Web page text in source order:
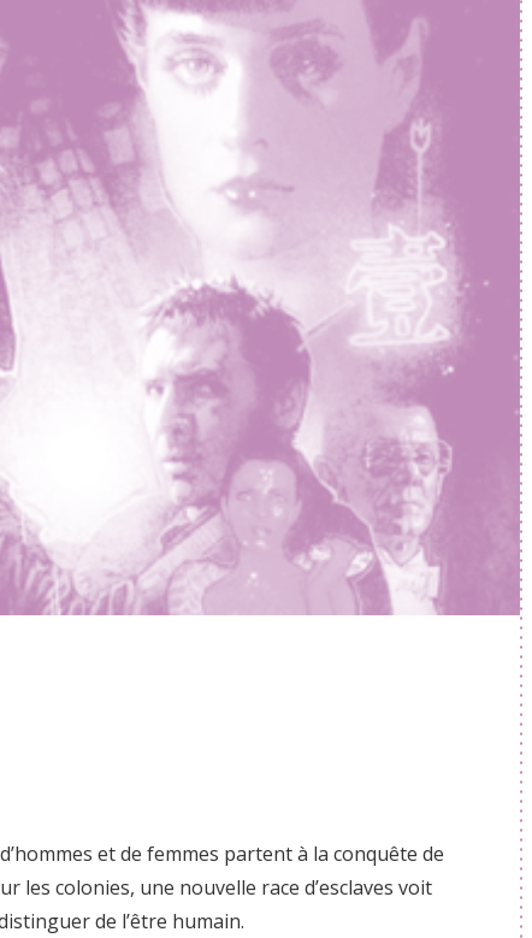
et de femmes partent à la conquête de
les colonies, une nouvelle race d’esclaves voit
de l’être humain.